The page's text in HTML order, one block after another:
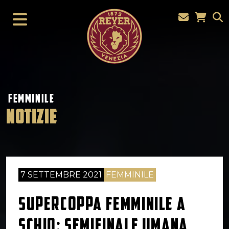
FEMMINILE
NOTIZIE
7 SETTEMBRE 2021 FEMMINILE
SUPERCOPPA FEMMINILE A